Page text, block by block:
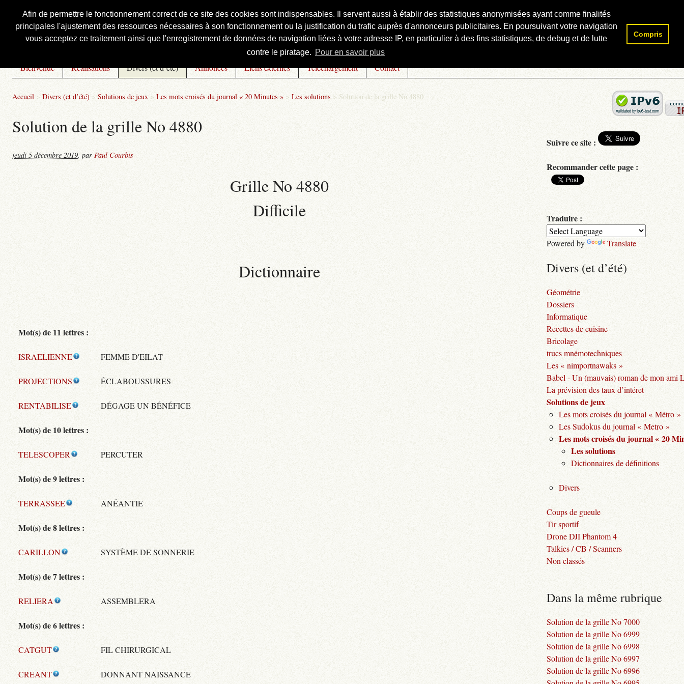
Afin de permettre le fonctionnement correct de ce site des cookies sont indispensables. Il servent aussi à établir des statistiques anonymisées ayant comme finalités
principales l'ajustement des ressources nécessaires à son fonctionnement ou la justification du trafic auprès d'annonceurs publicitaires. En poursuivant votre navigation
vous acceptez ce traitement ainsi que l'enregistrement de données de navigation liées à votre adresse IP, en particulier à des fins statistiques, de debug et de lutte
contre le piratage. Pour en savoir plus
Compris
Courbis, « LE » Blog Officiel
Bienvenue Réalisations Divers (et d’été) Annonces Liens externes Téléchargement Contact
Accueil > Divers (et d’été) > Solutions de jeux > Les mots croisés du journal « 20 Minutes » > Les solutions > Solution de la grille No 4880
Solution de la grille No 4880
jeudi 5 décembre 2019, par Paul Courbis
Grille No 4880
Difficile
Dictionnaire
Mot(s) de 11 lettres :
ISRAELIENNE FEMME D'EILAT
PROJECTIONS ÉCLABOUSSURES
RENTABILISE DÉGAGE UN BÉNÉFICE
Mot(s) de 10 lettres :
TELESCOPER PERCUTER
Mot(s) de 9 lettres :
TERRASSEE ANÉANTIE
Mot(s) de 8 lettres :
CARILLON SYSTÈME DE SONNERIE
Mot(s) de 7 lettres :
RELIERA ASSEMBLERA
Mot(s) de 6 lettres :
CATGUT FIL CHIRURGICAL
CREANT DONNANT NAISSANCE
Rechercher :
Suivre ce site :
Recommander cette page :
Traduire :
Powered by Translate
Divers (et d’été)
Géométrie
Dossiers
Informatique
Recettes de cuisine
Bricolage
trucs mnémotechniques
Les « nimportnawaks »
Babel - Un (mauvais) roman de mon ami
La prévision des taux d’intéret
Solutions de jeux
Les mots croisés du journal « Métro »
Les Sudokus du journal « Metro »
Les mots croisés du journal « 20
Les solutions
Dictionnaires de définitions
Divers
Coups de gueule
Tir sportif
Drone DJI Phantom 4
Talkies / CB / Scanners
Non classés
Dans la même rubrique
Solution de la grille No 7000
Solution de la grille No 6999
Solution de la grille No 6998
Solution de la grille No 6997
Solution de la grille No 6996